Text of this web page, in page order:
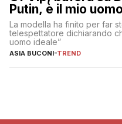
Putin, è il mio
La modella ha finito per far
telespettatore dichiarando
uomo ideale”
ASIA BUCONI-TREND